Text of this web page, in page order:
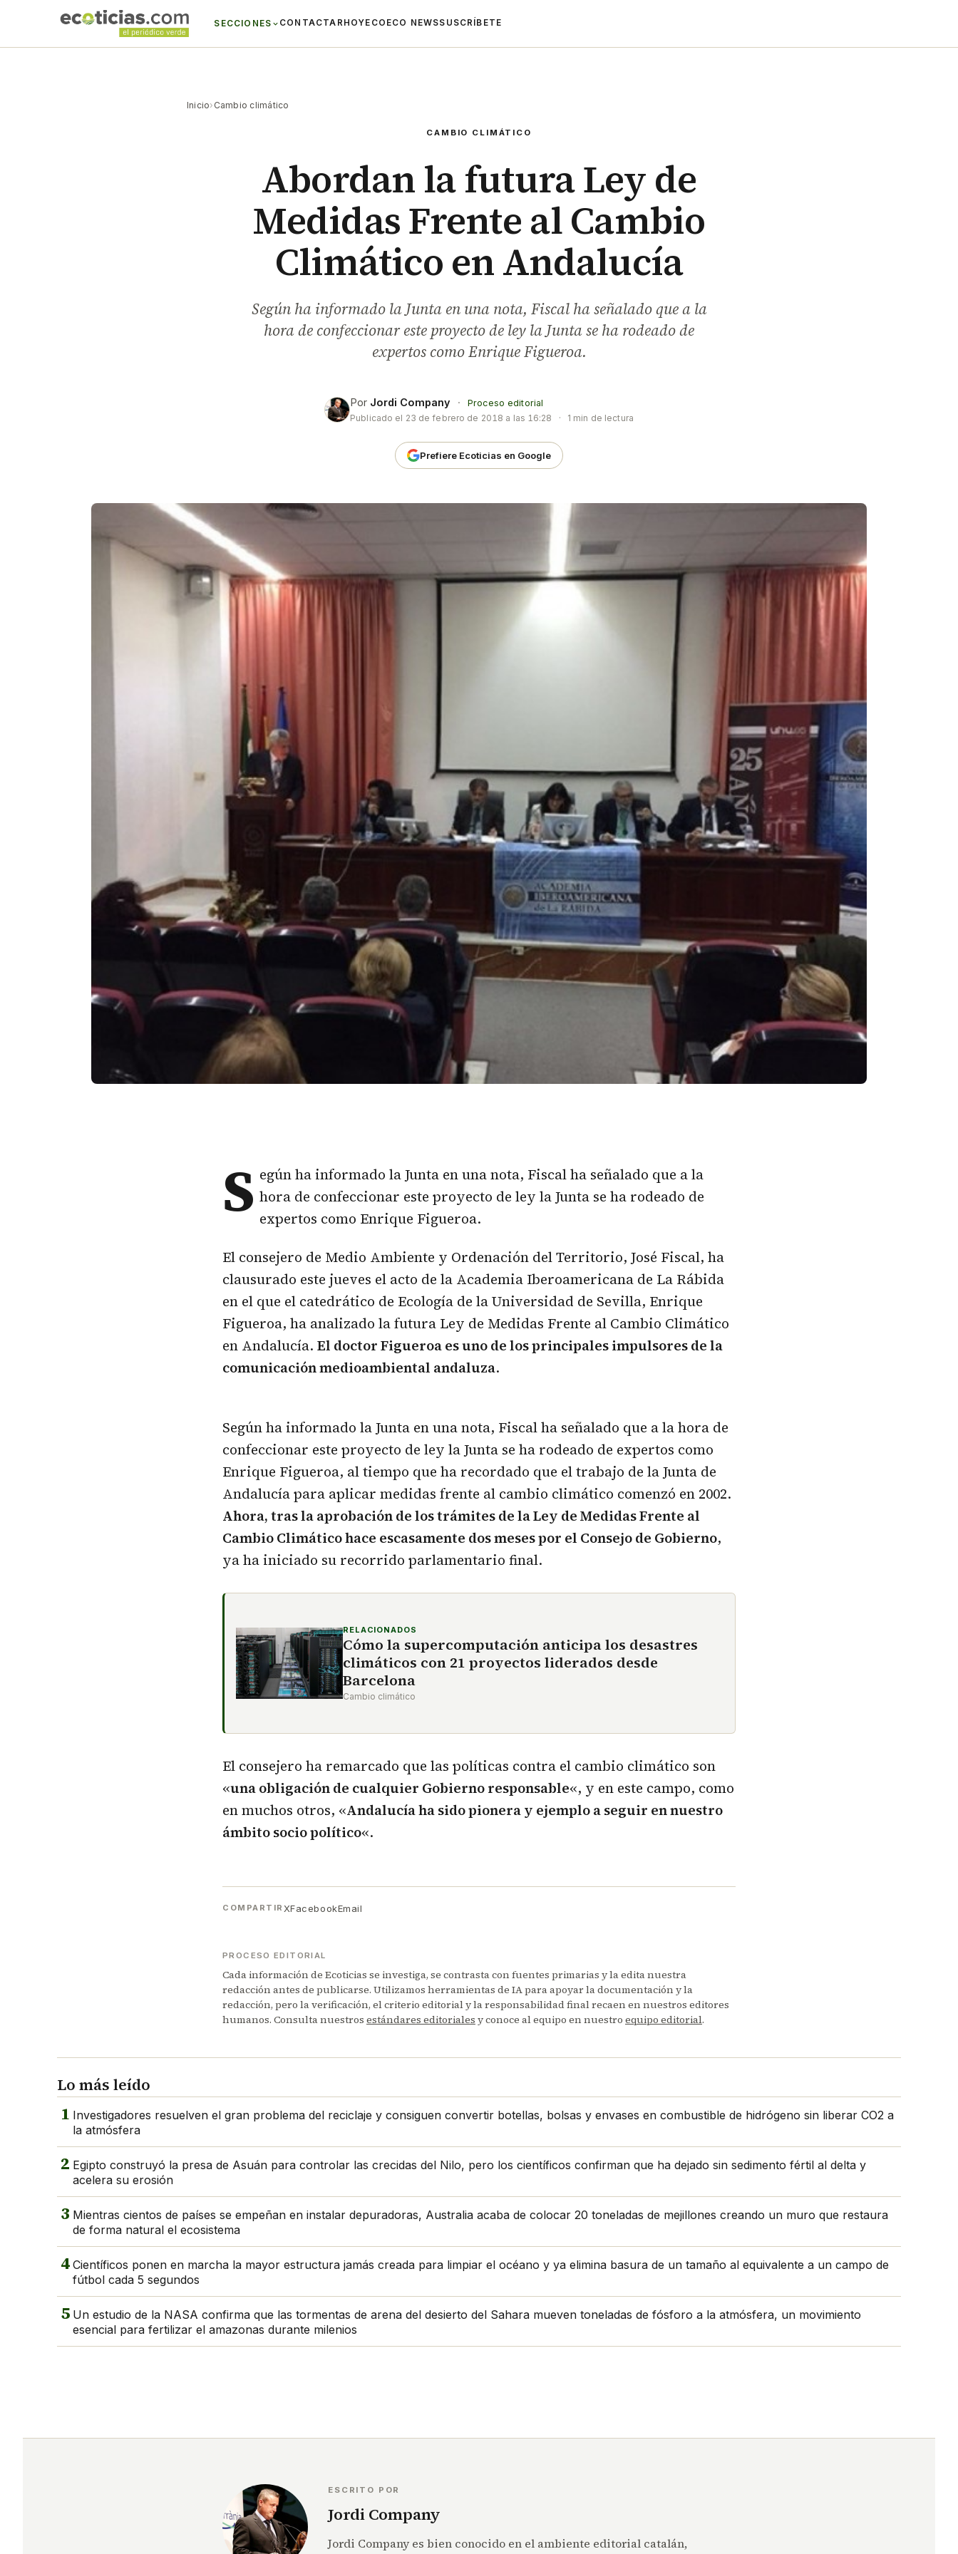
SECCIONES CONTACTAR HOYECO ECO NEWSSUSCRÍBETE
Inicio› Cambio climático
CAMBIO CLIMÁTICO
Abordan la futura Ley de
Medidas Frente al Cambio
Climático en Andalucía
Según ha informado la Junta en una nota, Fiscal ha señalado que a la
hora de confeccionar este proyecto de ley la Junta se ha rodeado de
expertos como Enrique Figueroa.
Por Jordi Company ·
Proceso editorial
Publicado el 23 de febrero de 2018 a las 16:28 · 1 min de lectura
Prefiere Ecoticias en Google
S egún ha informado la Junta en una nota, Fiscal ha señalado que a la
hora de confeccionar este proyecto de ley la Junta se ha rodeado de
expertos como Enrique Figueroa.
El consejero de Medio Ambiente y Ordenación del Territorio, José Fiscal, ha
clausurado este jueves el acto de la Academia Iberoamericana de La Rábida
en el que el catedrático de Ecología de la Universidad de Sevilla, Enrique
Figueroa, ha analizado la futura Ley de Medidas Frente al Cambio Climático
en Andalucía. El doctor Figueroa es uno de los principales impulsores de la
comunicación medioambiental andaluza.
Según ha informado la Junta en una nota, Fiscal ha señalado que a la hora de
confeccionar este proyecto de ley la Junta se ha rodeado de expertos como
Enrique Figueroa, al tiempo que ha recordado que el trabajo de la Junta de
Andalucía para aplicar medidas frente al cambio climático comenzó en 2002.
Ahora, tras la aprobación de los trámites de la Ley de Medidas Frente al
Cambio Climático hace escasamente dos meses por el Consejo de Gobierno,
ya ha iniciado su recorrido parlamentario final.
RELACIONADOS
Cómo la supercomputación anticipa los desastres
climáticos con 21 proyectos liderados desde
Barcelona
Cambio climático
El consejero ha remarcado que las políticas contra el cambio climático son
«una obligación de cualquier Gobierno responsable«, y en este campo, como
en muchos otros, «Andalucía ha sido pionera y ejemplo a seguir en nuestro
ámbito socio político«.
COMPARTIR XFacebookEmail
PROCESO EDITORIAL
Cada información de Ecoticias se investiga, se contrasta con fuentes primarias y la edita nuestra
redacción antes de publicarse. Utilizamos herramientas de IA para apoyar la documentación y la
redacción, pero la verificación, el criterio editorial y la responsabilidad final recaen en nuestros editores
humanos. Consulta nuestros estándares editoriales y conoce al equipo en nuestro equipo editorial.
Lo más leído
1 Investigadores resuelven el gran problema del reciclaje y consiguen convertir botellas, bolsas y envases en combustible de hidrógeno sin liberar CO2 a
la atmósfera
2 Egipto construyó la presa de Asuán para controlar las crecidas del Nilo, pero los científicos confirman que ha dejado sin sedimento fértil al delta y
acelera su erosión
3 Mientras cientos de países se empeñan en instalar depuradoras, Australia acaba de colocar 20 toneladas de mejillones creando un muro que restaura
de forma natural el ecosistema
4 Científicos ponen en marcha la mayor estructura jamás creada para limpiar el océano y ya elimina basura de un tamaño al equivalente a un campo de
fútbol cada 5 segundos
5 Un estudio de la NASA confirma que las tormentas de arena del desierto del Sahara mueven toneladas de fósforo a la atmósfera, un movimiento
esencial para fertilizar el amazonas durante milenios
ESCRITO POR
Jordi Company
Jordi Company es bien conocido en el ambiente editorial catalán,